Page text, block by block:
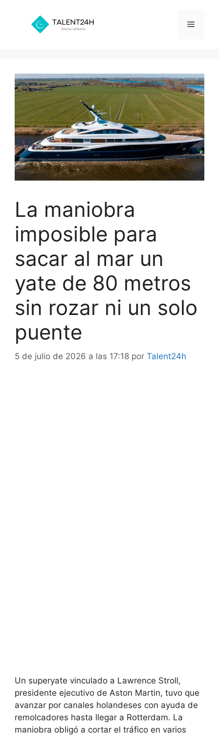
contenido
Menú
La maniobra
imposible para
sacar al mar un
yate de 80 metros
sin rozar ni un solo
puente
5 de julio de 2026 a las 17:18 por Talent24h
Un superyate vinculado a Lawrence Stroll,
presidente ejecutivo de Aston Martin, tuvo que
avanzar por canales holandeses con ayuda de
remolcadores hasta llegar a Rotterdam. La
maniobra obligó a cortar el tráfico en varios